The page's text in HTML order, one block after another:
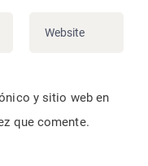
y sitio web en
que comente.